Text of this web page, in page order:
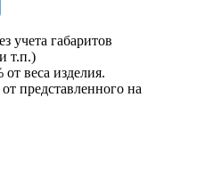
учета габаритов
т.п.)
веса изделия.
представленного на